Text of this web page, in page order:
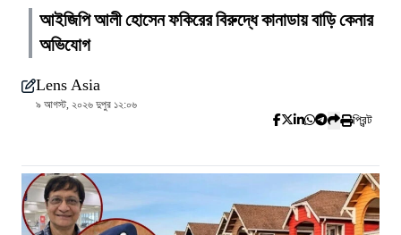
আইজিপি আলী হোসেন ফকিরের বিরুদ্ধে কানাডায় বাড়ি কেনার
অভিযোগ
Lens Asia
৯ আগস্ট, ২০২৬ দুপুর ১২:০৬
প্রিন্ট